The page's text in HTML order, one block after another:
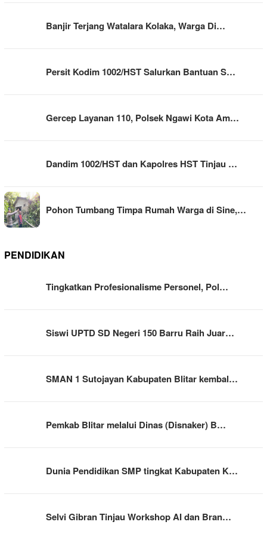
Banjir Terjang Watalara Kolaka, Warga Di…
Persit Kodim 1002/HST Salurkan Bantuan S…
Gercep Layanan 110, Polsek Ngawi Kota Am…
Dandim 1002/HST dan Kapolres HST Tinjau …
Pohon Tumbang Timpa Rumah Warga di Sine,…
PENDIDIKAN
Tingkatkan Profesionalisme Personel, Pol…
Siswi UPTD SD Negeri 150 Barru Raih Juar…
SMAN 1 Sutojayan Kabupaten Blitar kembal…
Pemkab Blitar melalui Dinas (Disnaker) B…
Dunia Pendidikan SMP tingkat Kabupaten K…
Selvi Gibran Tinjau Workshop AI dan Bran…